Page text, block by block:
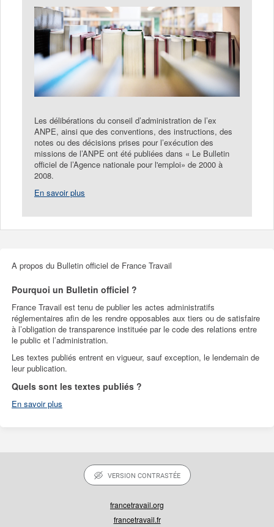
Les délibérations du conseil d’administration de l’ex
ANPE, ainsi que des conventions, des instructions, des
notes ou des décisions prises pour l’exécution des
missions de l’ANPE ont été publiées dans « Le Bulletin
officiel de l’Agence nationale pour l'emploi» de 2000 à
2008.
En savoir plus
A propos du Bulletin officiel de France Travail
Pourquoi un Bulletin officiel ?
France Travail est tenu de publier les actes administratifs
réglementaires afin de les rendre opposables aux tiers ou de satisfaire
à l’obligation de transparence instituée par le code des relations entre
le public et l’administration.
Les textes publiés entrent en vigueur, sauf exception, le lendemain de
leur publication.
Quels sont les textes publiés ?
En savoir plus
VERSION CONTRASTÉE
francetravail.org
francetravail.fr